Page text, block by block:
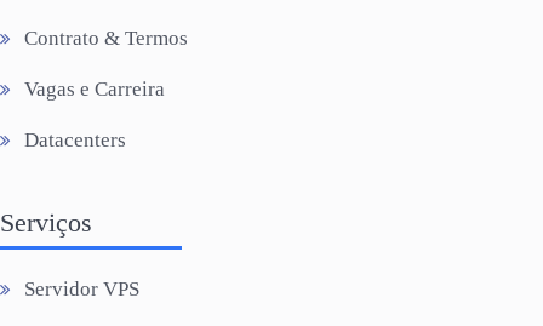
Contrato & Termos
Vagas e Carreira
Datacenters
Serviços
Servidor VPS